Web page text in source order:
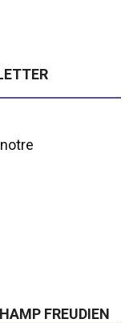
FREUDIEN